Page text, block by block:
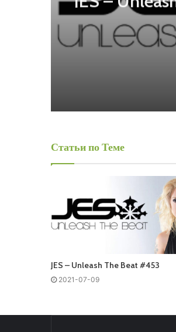
Статьи по Теме
JES – Unleash The Beat #453
2021-07-09